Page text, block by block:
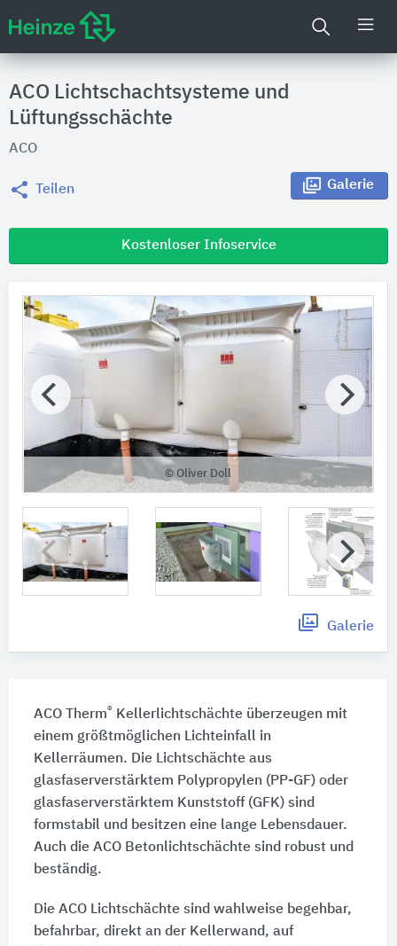
ACO Lichtschachtsysteme und
Lüftungsschächte
ACO
Teilen Galerie
Kostenloser Infoservice
© Oliver Doll
Galerie
ACO Therm® Kellerlichtschächte überzeugen mit
einem größtmöglichen Lichteinfall in
Kellerräumen. Die Lichtschächte aus
glasfaserverstärktem Polypropylen (PP-GF) oder
glasfaserverstärktem Kunststoff (GFK) sind
formstabil und besitzen eine lange Lebensdauer.
Auch die ACO Betonlichtschächte sind robust und
beständig.
Die ACO Lichtschächte sind wahlweise begehbar,
befahrbar, direkt an der Kellerwand, auf